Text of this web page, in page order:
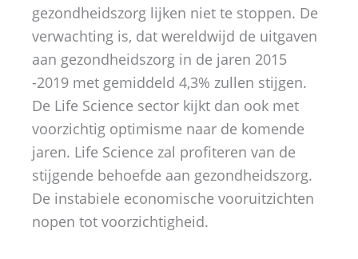
gezondheidszorg lijken niet te stoppen. De
verwachting is, dat wereldwijd de uitgaven
aan gezondheidszorg in de jaren 2015
-2019 met gemiddeld 4,3% zullen stijgen.
De Life Science sector kijkt dan ook met
voorzichtig optimisme naar de komende
jaren. Life Science zal profiteren van de
stijgende behoefde aan gezondheidszorg.
De instabiele economische vooruitzichten
nopen tot voorzichtigheid.